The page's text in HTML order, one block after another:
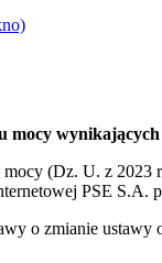
mocy
(Dz. U. z 2023
PSE S.A.
o zmianie